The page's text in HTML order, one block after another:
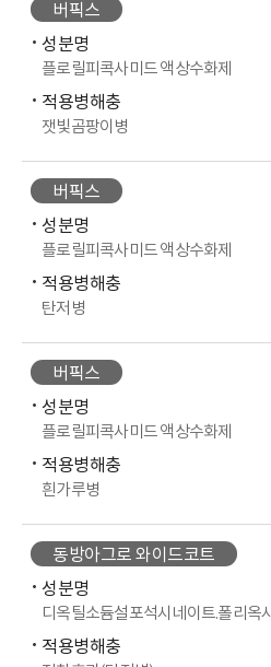
버픽스
성분명
플로릴피콕사미드 액상수화제
적용병해충
잿빛곰팡이병
버픽스
성분명
플로릴피콕사미드 액상수화제
적용병해충
탄저병
버픽스
성분명
플로릴피콕사미드 액상수화제
적용병해충
흰가루병
동방아그로 와이드코트
성분명
디옥틸소듐설포석시네이트.폴리옥
적용병해충